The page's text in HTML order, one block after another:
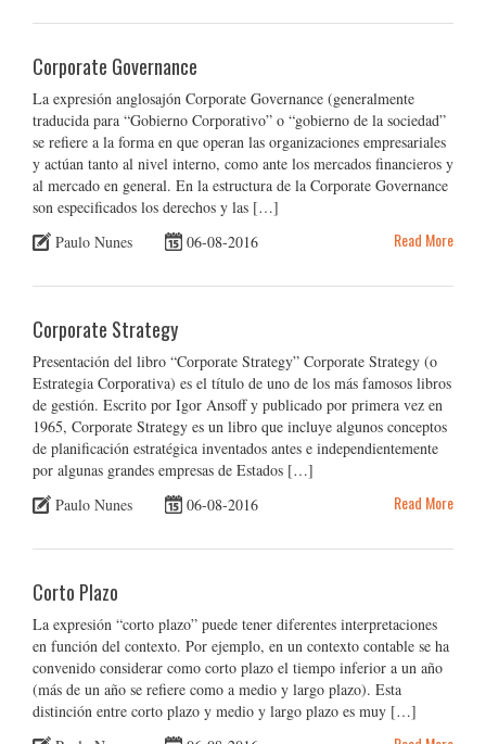
Corporate Governance
La expresión anglosajón Corporate Governance (generalmente
traducida para “Gobierno Corporativo” o “gobierno de la sociedad”
se refiere a la forma en que operan las organizaciones empresariales
y actúan tanto al nivel interno, como ante los mercados financieros y
al mercado en general. En la estructura de la Corporate Governance
son especificados los derechos y las […]
Paulo Nunes
06-08-2016 Read More
Corporate Strategy
Presentación del libro “Corporate Strategy” Corporate Strategy (o
Estrategia Corporativa) es el título de uno de los más famosos libros
de gestión. Escrito por Igor Ansoff y publicado por primera vez en
1965, Corporate Strategy es un libro que incluye algunos conceptos
de planificación estratégica inventados antes e independientemente
por algunas grandes empresas de Estados […]
Paulo Nunes
06-08-2016 Read More
Corto Plazo
La expresión “corto plazo” puede tener diferentes interpretaciones
en función del contexto. Por ejemplo, en un contexto contable se ha
convenido considerar como corto plazo el tiempo inferior a un año
(más de un año se refiere como a medio y largo plazo). Esta
distinción entre corto plazo y medio y largo plazo es muy […]